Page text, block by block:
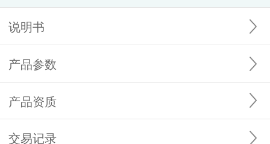
说明书
产品参数
产品资质
交易记录